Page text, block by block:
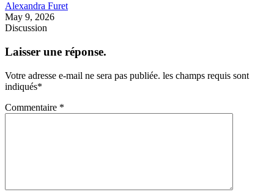
Alexandra Furet
May 9, 2026
Discussion
Laisser une réponse.
Votre adresse e-mail ne sera pas publiée. les champs requis sont
indiqués*
Commentaire *